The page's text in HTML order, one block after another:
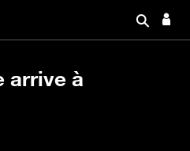
arrive à